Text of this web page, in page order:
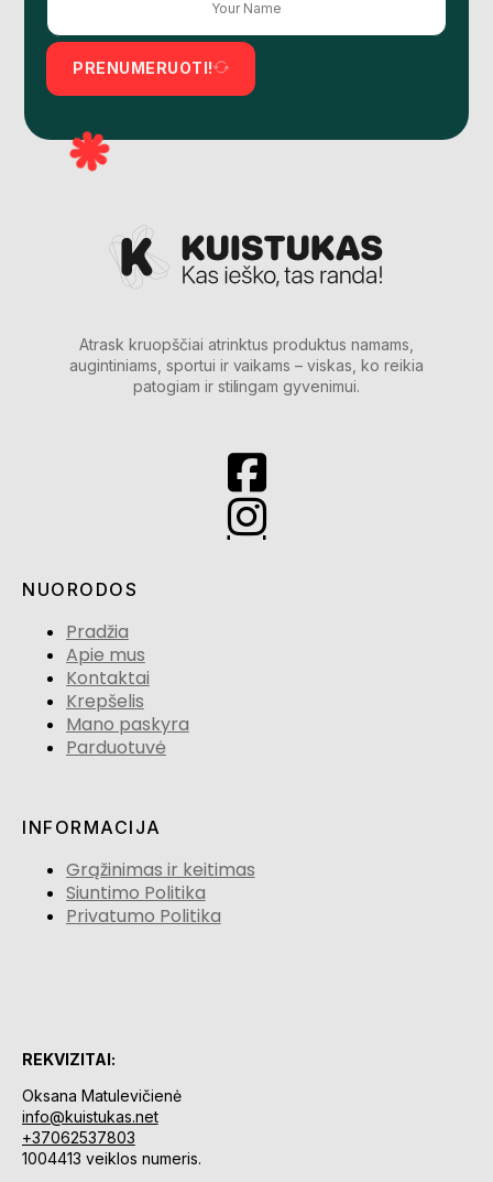
PRENUMERUOTI!
Atrask kruopščiai atrinktus produktus namams,
augintiniams, sportui ir vaikams – viskas, ko reikia
patogiam ir stilingam gyvenimui.
NUORODOS
Pradžia
Apie mus
Kontaktai
Krepšelis
Mano paskyra
Parduotuvė
INFORMACIJA
Grąžinimas ir keitimas
Siuntimo Politika
Privatumo Politika
REKVIZITAI:
Oksana Matulevičienė
info@kuistukas.net
+37062537803
1004413 veiklos numeris.